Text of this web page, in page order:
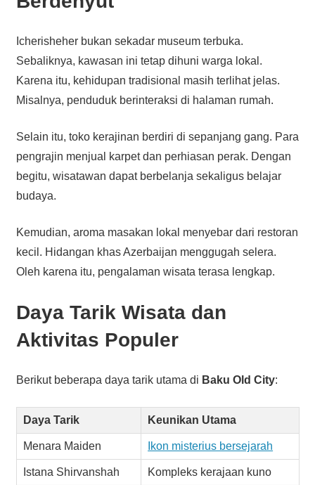
Icherisheher bukan sekadar museum terbuka.
Sebaliknya, kawasan ini tetap dihuni warga lokal.
Karena itu, kehidupan tradisional masih terlihat jelas.
Misalnya, penduduk berinteraksi di halaman rumah.
Selain itu, toko kerajinan berdiri di sepanjang gang. Para
pengrajin menjual karpet dan perhiasan perak. Dengan
begitu, wisatawan dapat berbelanja sekaligus belajar
budaya.
Kemudian, aroma masakan lokal menyebar dari restoran
kecil. Hidangan khas Azerbaijan menggugah selera.
Oleh karena itu, pengalaman wisata terasa lengkap.
Daya Tarik Wisata dan
Aktivitas Populer
Berikut beberapa daya tarik utama di Baku Old City:
Daya Tarik Keunikan Utama
Menara Maiden Ikon misterius bersejarah
Istana Shirvanshah Kompleks kerajaan kuno